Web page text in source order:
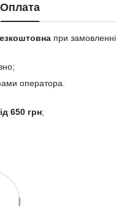
Оплата
при замовленні
оператора.
650 грн;